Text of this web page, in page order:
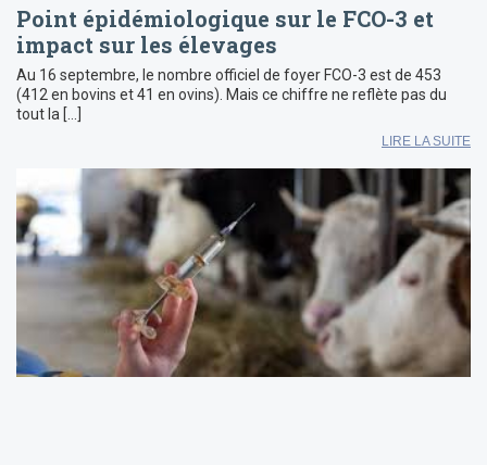
Point épidémiologique sur le FCO-3 et
impact sur les élevages
Au 16 septembre, le nombre officiel de foyer FCO-3 est de 453
(412 en bovins et 41 en ovins). Mais ce chiffre ne reflète pas du
tout la […]
LIRE LA SUITE